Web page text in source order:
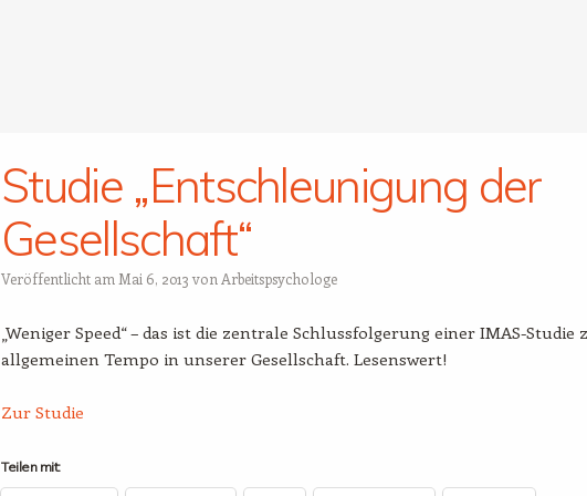
Studie „Entschleunigung der
Gesellschaft“
Veröffentlicht am Mai 6, 2013 von Arbeitspsychologe
„Weniger Speed“ – das ist die zentrale Schlussfolgerung einer IMAS-Studie
allgemeinen Tempo in unserer Gesellschaft. Lesenswert!
Zur Studie
Teilen mit: